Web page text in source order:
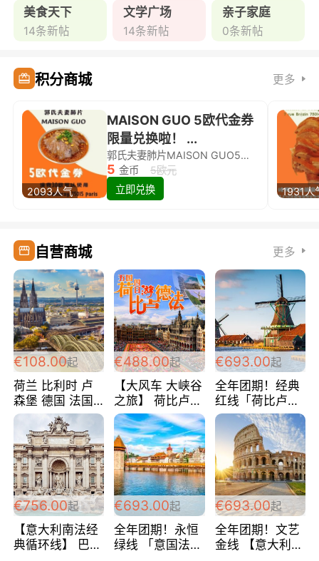
美食天下
14条新帖
文学广场
14条新帖
亲子家庭
0条新帖
积分商城 更多
2093人气
MAISON GUO 5欧代金券
限量兑换啦！ ...
郭氏夫妻肺片MAISON GUO5欧代金券限量兑换啦！
5 金币
5欧元
立即兑换
1931人
自营商城 更多
€108.00起
荷兰 比利时 卢
森堡 德国 法国
超爽玩遍西欧 循
环线 全程四星宾
馆 108欧/人/天
€488.00起
【大风车 大峡谷
之旅】 荷比卢德
法 巴黎上下 经
典五国四日游
488欧/人
€693.00起
全年团期！经典
红线「荷比卢德
法」七天循环 五
国 仅售99欧/人/
天！巴黎上下！
包拼房~
€756.00起
【意大利南法经
典循环线】 巴黎
€693.00起
全年团期！永恒
绿线 「意国法
€693.00起
全年团期！文艺
金线 【意大利一